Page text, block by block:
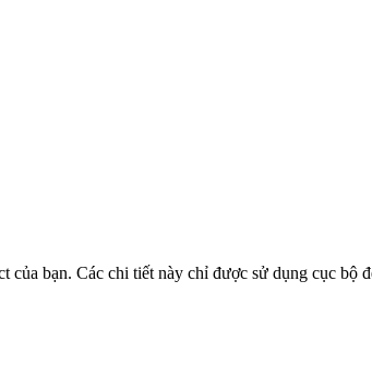
bạn. Các chi tiết này chỉ được sử dụng cục bộ